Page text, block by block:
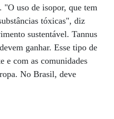
"O uso de isopor, que tem
tóxicas", diz
sustentável. Tannus
ganhar. Esse tipo de
e com as comunidades
No Brasil, deve